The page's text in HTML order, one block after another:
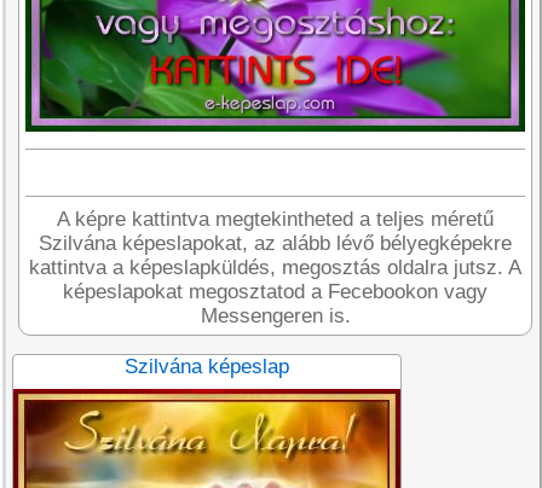
A képre kattintva megtekintheted a teljes méretű
Szilvána képeslapokat, az alább lévő bélyegképekre
kattintva a képeslapküldés, megosztás oldalra jutsz. A
képeslapokat megosztatod a Fecebookon vagy
Messengeren is.
Szilvána képeslap